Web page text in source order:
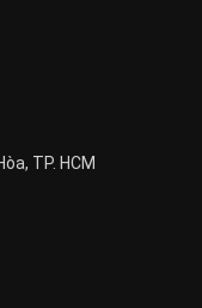
TP. HCM